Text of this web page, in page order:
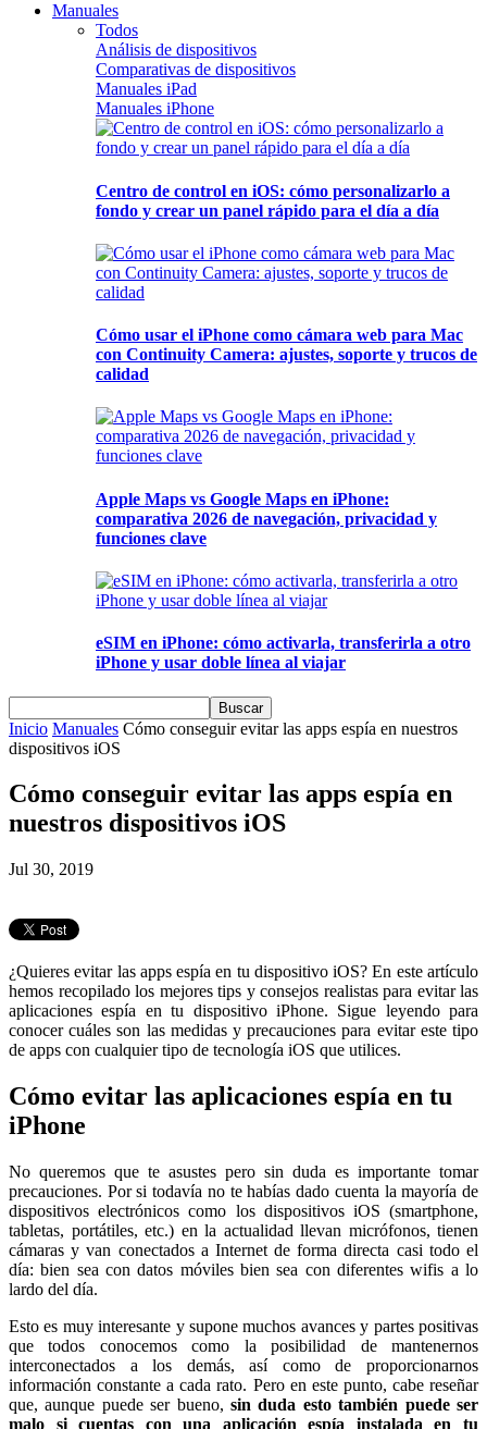
Manuales
Todos
Análisis de dispositivos
Comparativas de dispositivos
Manuales iPad
Manuales iPhone
Centro de control en iOS: cómo personalizarlo a
fondo y crear un panel rápido para el día a día
Cómo usar el iPhone como cámara web para Mac
con Continuity Camera: ajustes, soporte y trucos de
calidad
Apple Maps vs Google Maps en iPhone:
comparativa 2026 de navegación, privacidad y
funciones clave
eSIM en iPhone: cómo activarla, transferirla a otro
iPhone y usar doble línea al viajar
Inicio Manuales Cómo conseguir evitar las apps espía en nuestros
dispositivos iOS
Cómo conseguir evitar las apps espía en
nuestros dispositivos iOS
Jul 30, 2019
¿Quieres evitar las apps espía en tu dispositivo iOS? En este artículo
hemos recopilado los mejores tips y consejos realistas para evitar las
aplicaciones espía en tu dispositivo iPhone. Sigue leyendo para
conocer cuáles son las medidas y precauciones para evitar este tipo
de apps con cualquier tipo de tecnología iOS que utilices.
Cómo evitar las aplicaciones espía en tu
iPhone
No queremos que te asustes pero sin duda es importante tomar
precauciones. Por si todavía no te habías dado cuenta la mayoría de
dispositivos electrónicos como los dispositivos iOS (smartphone,
tabletas, portátiles, etc.) en la actualidad llevan micrófonos, tienen
cámaras y van conectados a Internet de forma directa casi todo el
día: bien sea con datos móviles bien sea con diferentes wifis a lo
lardo del día.
Esto es muy interesante y supone muchos avances y partes positivas
que todos conocemos como la posibilidad de mantenernos
interconectados a los demás, así como de proporcionarnos
información constante a cada rato. Pero en este punto, cabe reseñar
que, aunque puede ser bueno, sin duda esto también puede ser
malo si cuentas con una aplicación espía instalada en tu